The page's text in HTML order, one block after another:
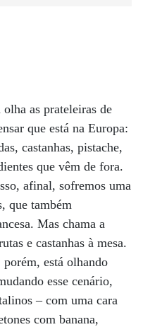
as prateleiras de
que está na Europa:
castanhas, pistache,
que vêm de fora.
afinal, sofremos uma
que também
Mas chama a
e castanhas à mesa.
está olhando
esse cenário,
– com uma cara
com banana,